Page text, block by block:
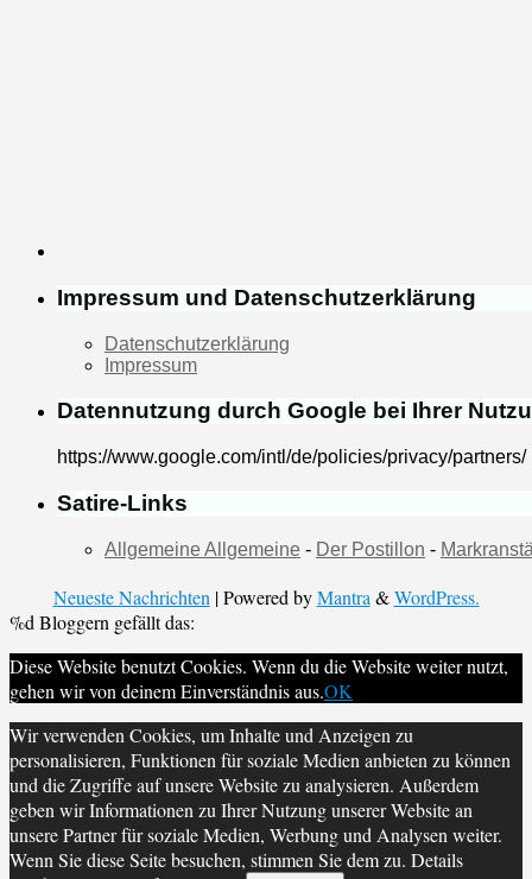
Impressum und Datenschutzerklärung
Datenschutzerklärung
Impressum
Datennutzung durch Google bei Ihrer
https://www.google.com/intl/de/policies/privacy/partners/
Satire-Links
Allgemeine Allgemeine - Der Postillon -
Neueste Nachrichten | Powered byMantra &WordPress.
%d Bloggern gefällt das:
Diese Website benutzt Cookies. Wenn du die Website weiter nutzt,
gehen wir von deinem Einverständnis aus.OK
Wir verwenden Cookies, um Inhalte und Anzeigen zu
personalisieren, Funktionen für soziale Medien anbieten zu können
und die Zugriffe auf unsere Website zu analysieren. Außerdem
geben wir Informationen zu Ihrer Nutzung unserer Website an
unsere Partner für soziale Medien, Werbung und Analysen weiter.
Wenn Sie diese Seite besuchen, stimmen Sie dem zu. Details